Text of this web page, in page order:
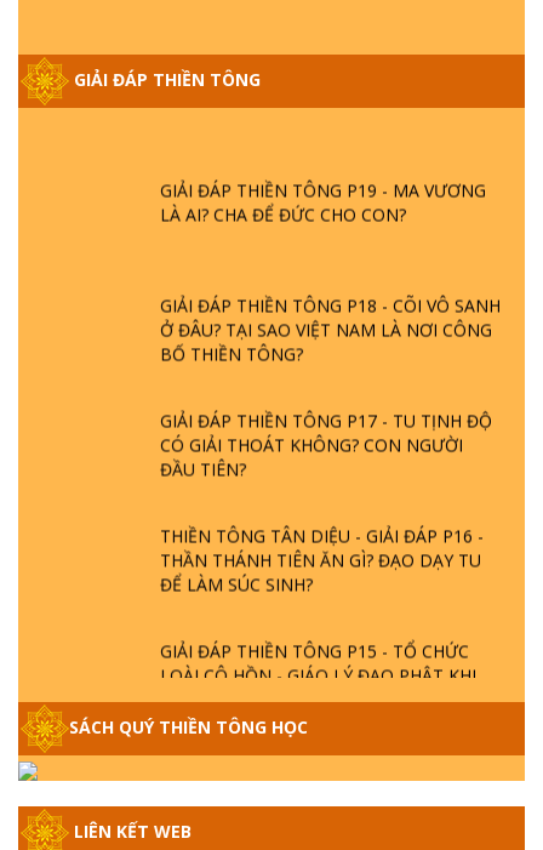
GIẢI ĐÁP THIỀN TÔNG
GIẢI ĐÁP THIỀN TÔNG ĐẶC BIỆT PHẦN 20
- BÁC NGUYỄN NHÂN LÀ AI? PHIỀN NÃO
DO ĐÂU MÀ CÓ?
GIẢI ĐÁP THIỀN TÔNG P19 - MA VƯƠNG
LÀ AI? CHA ĐỂ ĐỨC CHO CON?
GIẢI ĐÁP THIỀN TÔNG P18 - CÕI VÔ SANH
Ở ĐÂU? TẠI SAO VIỆT NAM LÀ NƠI CÔNG
BỐ THIỀN TÔNG?
GIẢI ĐÁP THIỀN TÔNG P17 - TU TỊNH ĐỘ
CÓ GIẢI THOÁT KHÔNG? CON NGƯỜI
ĐẦU TIÊN?
THIỀN TÔNG TÂN DIỆU - GIẢI ĐÁP P16 -
THẦN THÁNH TIÊN ĂN GÌ? ĐẠO DẠY TU
ĐỂ LÀM SÚC SINH?
GIẢI ĐÁP THIỀN TÔNG P15 - TỔ CHỨC
LOÀI CÔ HỒN - GIÁO LÝ ĐẠO PHẬT KHI
GIẢI ĐÁP THIỀN TÔNG ĐẶC BIỆT - P14 -
NGUỒN GỐC ÂM LỊCH DƯƠNG LỊCH -
TẦNG BÌNH LƯU LỚN ĐẾN ĐÂU
SÁCH QUÝ THIỀN TÔNG HỌC
LIÊN KẾT WEB